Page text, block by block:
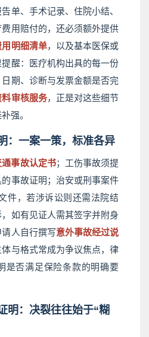
单、手术记录、住院小结、
用赔付的，还必须额外提供
用明细清单，以及基本医保或
醒：医疗机构出具的每一份
期、诊断与发票金额是否完
审核服务，正是对这些细节
强。
：一案一策，标准各异
通事故认定书；工伤事故须提
事故证明；治安或刑事案件
件，若涉诉讼则还需法院结
如有见证人需其签字并附身
人自行撰写意外事故经过说
与格式常成为争议焦点，律
是否满足保险条款的明确要
明：决裂往往始于“糊